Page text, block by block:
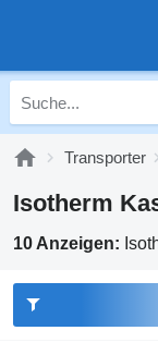
Transporter
Isotherm
10 Anzeigen: